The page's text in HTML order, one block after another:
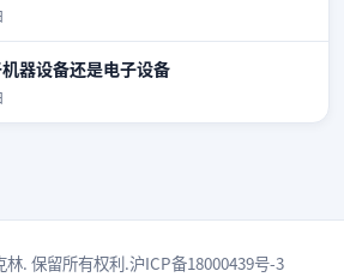
器设备还是电子设备
. 保留所有权利.沪ICP备18000439号-3